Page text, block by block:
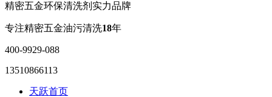
精密五金环保清洗剂实力品牌
专注精密五金油污清洗18年
400-9929-088
13510866113
天跃首页